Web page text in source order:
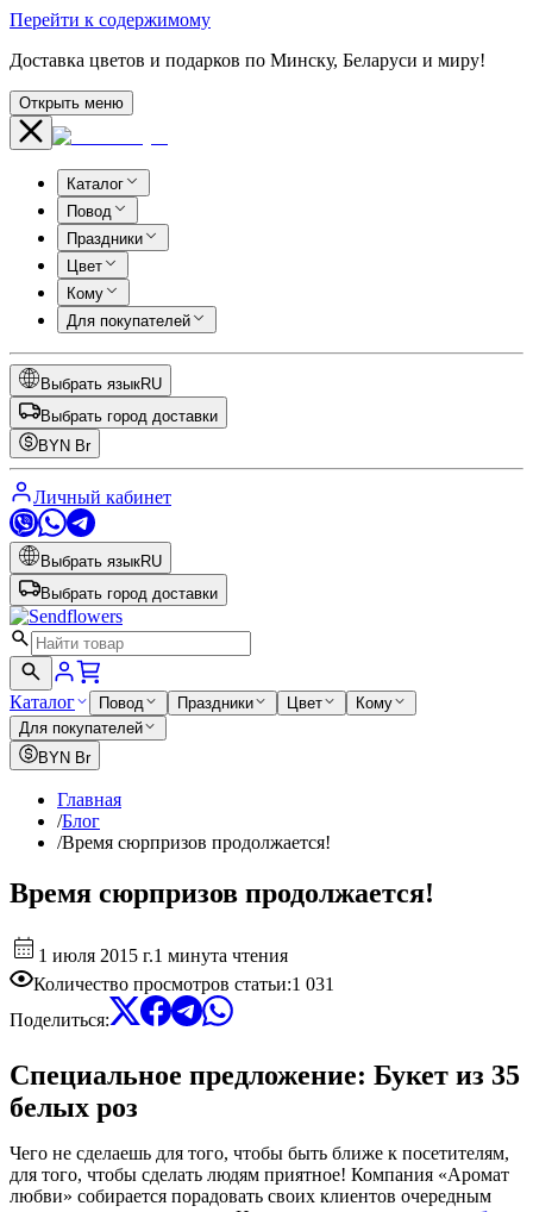
Перейти к содержимому
Доставка цветов и подарков по Минску, Беларуси и миру!
Открыть меню
Каталог
Повод
Праздники
Цвет
Кому
Для покупателей
Выбрать языкRU
Выбрать город доставки
BYN Br
Личный кабинет
Выбрать языкRU
Выбрать город доставки
Каталог Повод Праздники Цвет
Кому
Для покупателей
BYN Br
Главная
/Блог
/Время сюрпризов продолжается!
Время сюрпризов продолжается!
1 июля 2015 г.1 минута чтения
Количество просмотров статьи:1 031
Поделиться:
Специальное предложение: Букет из 35
белых роз
Чего не сделаешь для того, чтобы быть ближе к посетителям,
для того, чтобы сделать людям приятное! Компания «Аромат
любви» собирается порадовать своих клиентов очередным